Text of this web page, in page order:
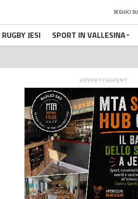
SEGUICI SU
RUGBY JESI SPORT IN VALLESINA
ADVERTISEMENT